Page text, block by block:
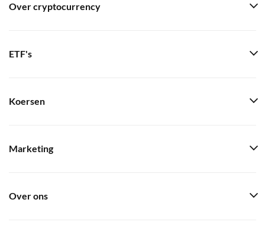
Over cryptocurrency
ETF's
Koersen
Marketing
Over ons